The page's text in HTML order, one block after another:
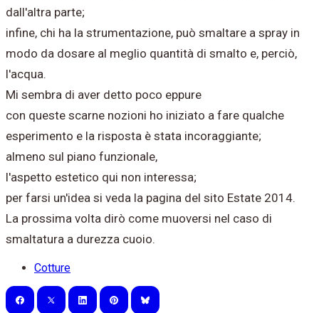
dall'altra parte;
infine, chi ha la strumentazione, può smaltare a spray in
modo da dosare al meglio quantità di smalto e, perciò,
l'acqua.
Mi sembra di aver detto poco eppure
con queste scarne nozioni ho iniziato a fare qualche
esperimento e la risposta è stata incoraggiante;
almeno sul piano funzionale,
l'aspetto estetico qui non interessa;
per farsi un'idea si veda la pagina del sito Estate 2014.
La prossima volta dirò come muoversi nel caso di
smaltatura a durezza cuoio.
Cotture